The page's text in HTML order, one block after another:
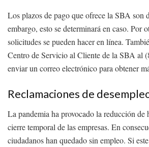
Los plazos de pago que ofrece la SBA son
embargo, esto se determinará en caso. Por
solicitudes se pueden hacer en línea.
Centro de Servicio al Cliente de la SBA al
enviar un correo electrónico para obtener
Reclamaciones de
La pandemia ha provocado la reducción de
cierre temporal de las empresas. En
ciudadanos han quedado sin empleo. Si